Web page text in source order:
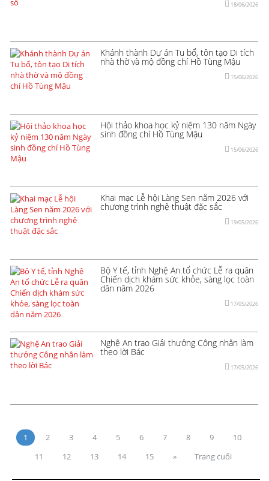
18/06/2026
Khánh thành Dự án Tu bổ, tôn tạo Di tích
nhà thờ và mộ đồng chí Hồ Tùng Mậu
15/06/2026
Hội thảo khoa học kỷ niệm 130 năm Ngày
sinh đồng chí Hồ Tùng Mậu
15/06/2026
Khai mạc Lễ hội Làng Sen năm 2026 với
chương trình nghệ thuật đặc sắc
19/05/2026
Bộ Y tế, tỉnh Nghệ An tổ chức Lễ ra quân
Chiến dịch khám sức khỏe, sàng lọc toàn
dân năm 2026
17/05/2026
Nghệ An trao Giải thưởng Công nhân làm
theo lời Bác
17/05/2026
1 2 3 4 5 6 7 8 9
10
11
12 13 14 15 » Trang cuối